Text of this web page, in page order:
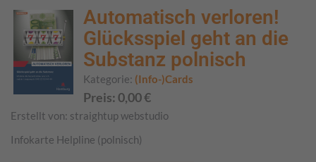
Automatisch verloren!
Glücksspiel geht an die
Substanz polnisch
Kategorie: (Info-)Cards
Preis: 0,00€
Erstellt von: straightup webstudio
Infokarte Helpline (polnisch)